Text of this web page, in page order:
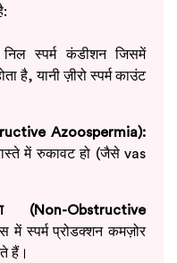
निल स्पर्म कंडीशन जिसमें
है, यानी ज़ीरो स्पर्म काउंट
Azoospermia):
में रुकावट हो (जैसे vas
(Non-Obstructive
में स्पर्म प्रोडक्शन कमज़ोर
हैं।